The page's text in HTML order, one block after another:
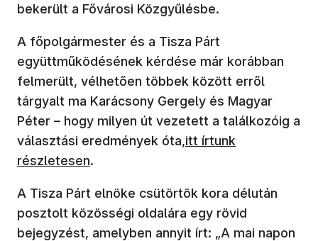
bekerült a Fővárosi Közgyűlésbe.
A főpolgármester és a Tisza Párt
együttműködésének kérdése már korábban
felmerült, vélhetően többek között erről
tárgyalt ma Karácsony Gergely és Magyar
Péter – hogy milyen út vezetett a találkozóig a
választási eredmények óta,(új ablakban nyílik
itt írtunk
részletesen.
A Tisza Párt elnöke csütörtök kora délután
posztolt közösségi oldalára egy rövid
bejegyzést, amelyben annyit írt: „A mai napon